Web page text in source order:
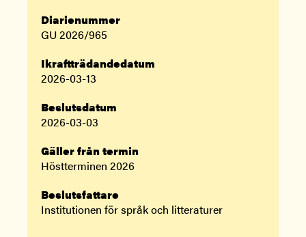
Diarienummer
GU 2026/965
Ikraftträdandedatum
2026-03-13
Beslutsdatum
2026-03-03
Gäller från termin
Höstterminen 2026
Beslutsfattare
Institutionen för språk och litteraturer